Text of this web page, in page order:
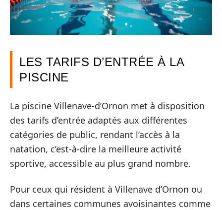
LES TARIFS D’ENTRÉE À LA
PISCINE
La piscine Villenave-d’Ornon met à disposition
des tarifs d’entrée adaptés aux différentes
catégories de public, rendant l’accès à la
natation, c’est-à-dire la meilleure activité
sportive, accessible au plus grand nombre.
Pour ceux qui résident à Villenave d’Ornon ou
dans certaines communes avoisinantes comme